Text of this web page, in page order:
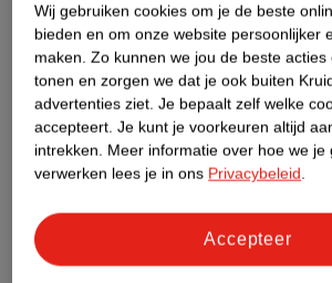
Productinformatie
Nature Impact Score
Dit product heeft
Impact Score.
Meer informatie
Bestel & Bezorginformatie
Wij gebruiken cookies om je de beste
bieden en om onze website persoonlijker
maken. Zo kunnen we jou de beste acties
tonen en zorgen we dat je ook buiten
advertenties ziet. Je bepaalt zelf welke
accepteert. Je kunt je voorkeuren altijd
intrekken. Meer informatie over hoe we je
verwerken lees je in ons Privacybeleid.
Accepteer